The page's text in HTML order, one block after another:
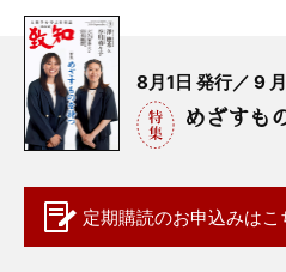
8月1日 発行／ 9
めざすも
定期購読のお申込みはこ